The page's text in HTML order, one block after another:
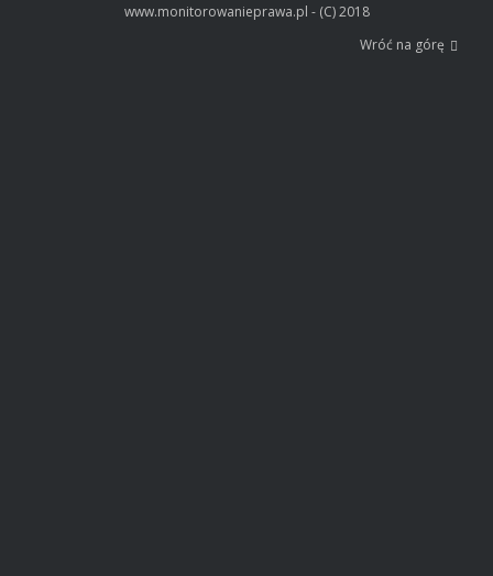
www.monitorowanieprawa.pl - (C) 2018
Wróć na górę